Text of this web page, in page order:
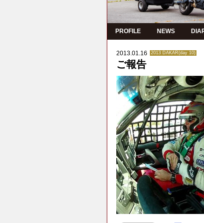
PROFILE NEWS
2013.01.16 2013 DAKAR(day 10)
ご報告